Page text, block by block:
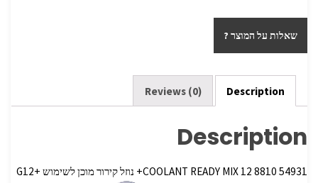
b
o
o
k
tt
er
ar
e
שאלות על המוצר ?
Description
Reviews (0)
Description
54931 8810 COOLANT READY MIX 12+ נוזל קירור מוכן לשימוש G12+